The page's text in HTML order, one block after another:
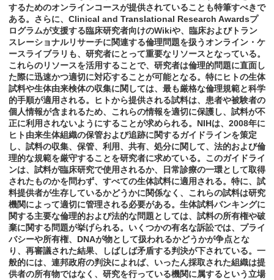
するためのオンラインコースが提供されていることも特筆すべきで
ある。さらに、Clinical and Translational Research Awardsプ
ログラムが支援する臨床研究者向けのWikiや、臨床およびトラン
スレーショナルリサーチに関連する倫理問題を扱うオンライン・ケ
ースライブラリも、研究者にとって重要なリソースとなっている。
これらのリソースを活用することで、研究者は倫理的問題に直面し
た際に迅速かつ適切に対応することが可能となる。特にヒトの生体
試料や生体由来検体の収集に関しては、最も厳格な倫理規範と科学
的手順が適用される。ヒトから提供される試料は、患者や被験者の
個人情報が含まれるため、これらの情報を適切に保護し、試料が不
正に利用されないようにすることが求められる。NIHは、2008年に
ヒト由来生体組織の保管および追跡に関するガイドラインを策定
し、試料の収集、保管、利用、共有、処分に関して、法的および倫
理的な規範を厳守することを研究者に求めている。このガイドライ
ンは、試料が臨床研究で使用されるか、日常診療の一環として取得
されたものかを問わず、すべての生体試料に適用される。特に、試
料提供者が生存しているかどうかに関係なく、これらの試料は研究
機関によって適切に管理される必要がある。生体試料バンキングに
関する主要な倫理的および法的な問題としては、試料の所有権や破
棄に関する問題が挙げられる。いくつかの有名な訴訟では、プライ
バシーや所有権、DNAが物として扱われるかどうかが争点とな
り、再審議された結果、しばしば矛盾する判決が下されている。一
般的には、連邦政府の判決によれば、いったん採取された組織は提
供者の所有物ではなく、研究を行っている機関に属するという立場